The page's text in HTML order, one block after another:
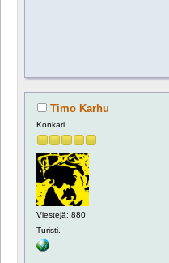
Timo Karhu
Konkari
Viestejä: 880
Turisti.